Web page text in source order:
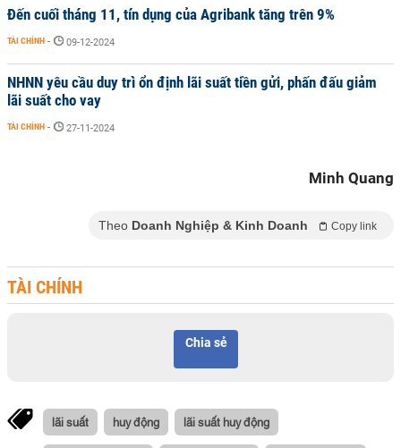
Đến cuối tháng 11, tín dụng của Agribank tăng trên 9%
TÀI CHÍNH - 09-12-2024
NHNN yêu cầu duy trì ổn định lãi suất tiền gửi, phấn đấu giảm
lãi suất cho vay
TÀI CHÍNH - 27-11-2024
Minh Quang
Theo Doanh Nghiệp & Kinh Doanh Copy link
TÀI CHÍNH
Chia sẻ
lãi suất huy động lãi suất huy động